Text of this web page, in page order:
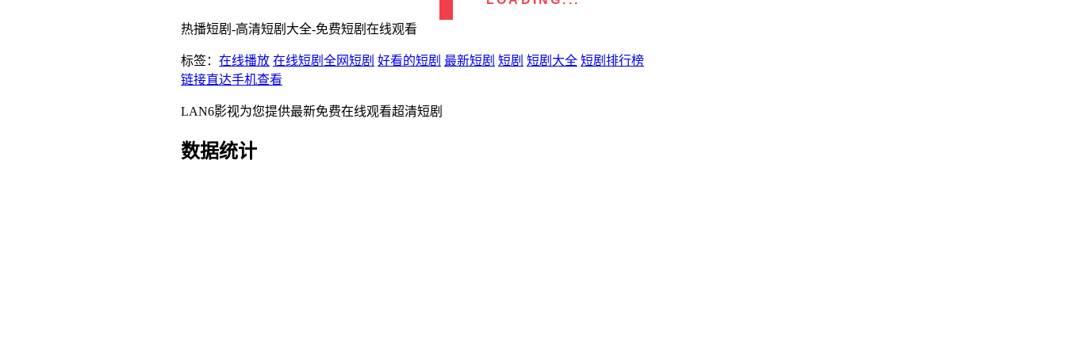
热播短剧-高清短剧大全-免费短剧在线观看
标签： 在线播放 在线短剧 全网短剧 好看的短剧 最新短剧 短剧 短剧大全 短剧排行榜
链接直达手机查看
LAN6影视为您提供最新免费在线观看超清短剧
数据统计